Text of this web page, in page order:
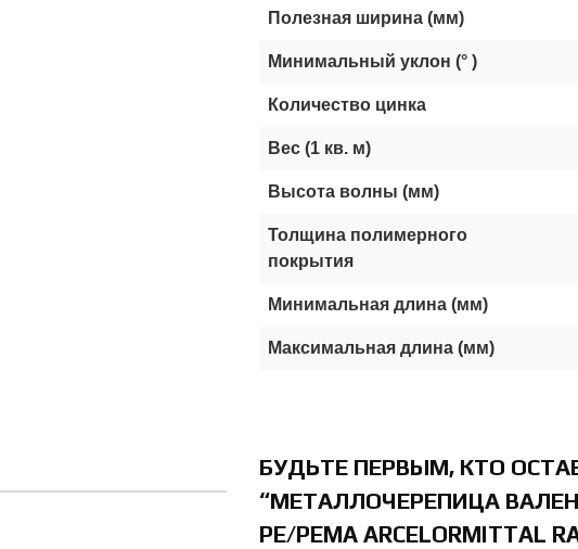
Полезная ширина (мм)
Минимальный уклон (° )
Количество цинка
Вес (1 кв. м)
Высота волны (мм)
Толщина полимерного
покрытия
Минимальная длина (мм)
Максимальная длина (мм)
БУДЬТЕ ПЕРВЫМ, КТО
“МЕТАЛЛОЧЕРЕПИЦА
PE/PEMA ARCELORMITTAL